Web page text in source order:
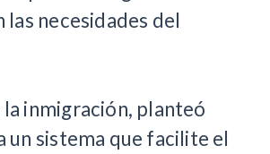
las necesidades del
inmigración, planteó
un sistema que facilite el